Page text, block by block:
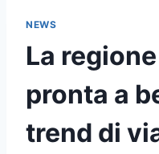
NEWS
La
pronta a
trend di